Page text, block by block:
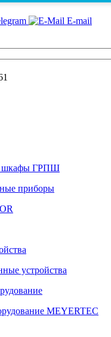
E-mail
шкафы ГРПШ
приборы
устройства
MEYERTEC